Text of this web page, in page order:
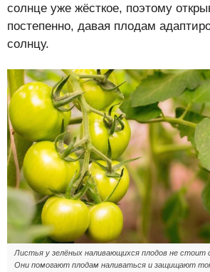
солнце уже жёсткое, поэтому
постепенно, давая плодам
солнцу.
Листья у зелёных наливающихся плодов не стоит
Они помогают плодам наливаться и защищают